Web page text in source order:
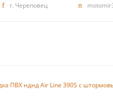
г. Череповец
ПВХ нднд Air Line 390S с